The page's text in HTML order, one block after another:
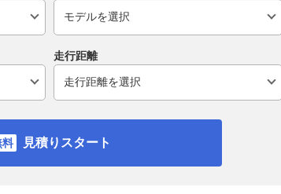
走行距離
見積りスタート